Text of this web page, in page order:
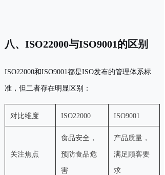
八、ISO22000与ISO9001的区别
ISO22000和ISO9001都是ISO发布的管理体系标
准，但二者存在明显区别：
对比维度 ISO22000 ISO9001
关注焦点
食品安全，
预防食品危
害
产品质量，
满足顾客要
求